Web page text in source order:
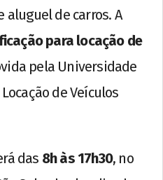
aluguel de carros. A
para locação de
pela Universidade
de Veículos
das 8h às 17h30, no